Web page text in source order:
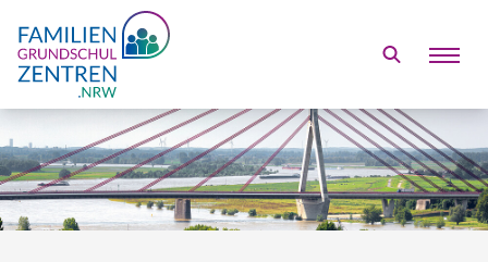
FGZ - Familien Grundschul Zentrum